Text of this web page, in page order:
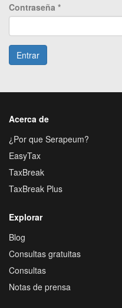
Contraseña *
Entrar
Acerca de
¿Por que Serapeum?
EasyTax
TaxBreak
TaxBreak Plus
Explorar
Blog
Consultas gratuitas
Consultas
Notas de prensa